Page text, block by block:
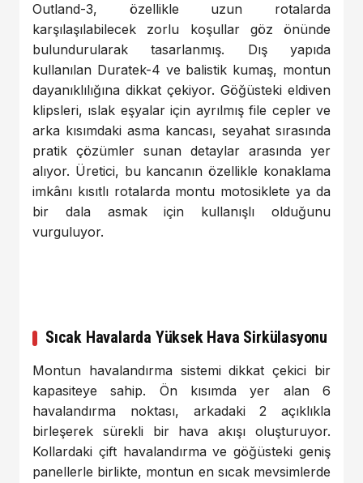
Outland-3, özellikle uzun rotalarda
karşılaşılabilecek zorlu koşullar göz önünde
bulundurularak tasarlanmış. Dış yapıda
kullanılan Duratek-4 ve balistik kumaş, montun
dayanıklılığına dikkat çekiyor. Göğüsteki eldiven
klipsleri, ıslak eşyalar için ayrılmış file cepler ve
arka kısımdaki asma kancası, seyahat sırasında
pratik çözümler sunan detaylar arasında yer
alıyor. Üretici, bu kancanın özellikle konaklama
imkânı kısıtlı rotalarda montu motosiklete ya da
bir dala asmak için kullanışlı olduğunu
vurguluyor.
Sıcak Havalarda Yüksek Hava Sirkülasyonu
Montun havalandırma sistemi dikkat çekici bir
kapasiteye sahip. Ön kısımda yer alan 6
havalandırma noktası, arkadaki 2 açıklıkla
birleşerek sürekli bir hava akışı oluşturuyor.
Kollardaki çift havalandırma ve göğüsteki geniş
panellerle birlikte, montun en sıcak mevsimlerde